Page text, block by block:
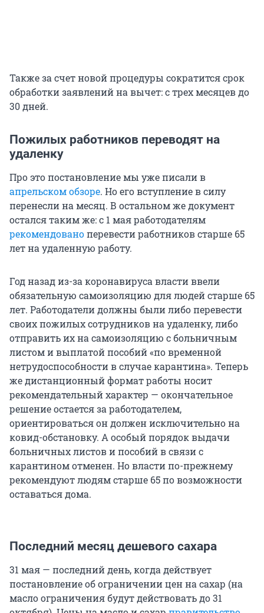
Также за счет новой процедуры сократится срок
обработки заявлений на вычет: с трех месяцев до
30 дней.
Пожилых работников переводят на
удаленку
Про это постановление мы уже писали в
апрельском обзоре. Но его вступление в силу
перенесли на месяц. В остальном же документ
остался таким же: с 1 мая работодателям
рекомендованоперевести работников старше 65
лет на удаленную работу.
Год назад из-за коронавируса власти ввели
обязательную самоизоляцию для людей старше 65
лет. Работодатели должны были либо перевести
своих пожилых сотрудников на удаленку, либо
отправить их на самоизоляцию с больничным
листом и выплатой пособий «по временной
нетрудоспособности в случае карантина». Теперь
же дистанционный формат работы носит
рекомендательный характер — окончательное
решение остается за работодателем,
ориентироваться он должен исключительно на
ковид-обстановку. А особый порядок выдачи
больничных листов и пособий в связи с
карантином отменен. Но власти по-прежнему
рекомендуют людям старше 65 по возможности
оставаться дома.
Последний месяц дешевого сахара
31 мая — последний день, когда действует
постановление об ограничении цен на сахар (на
масло ограничения будут действовать до 31